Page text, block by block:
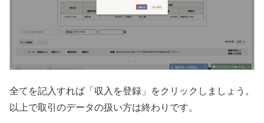
全てを記入すれば「収入を登録」をクリックしましょう。
以上で取引のデータの扱い方は終わりです。